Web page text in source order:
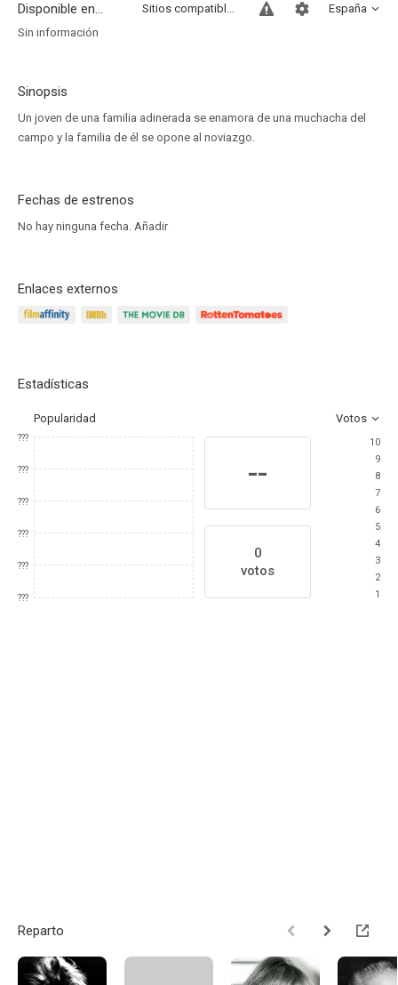
Disponible en... España
Sitios compatibles
Sin información
Sinopsis
Un joven de una familia adinerada se enamora de una muchacha del
campo y la familia de él se opone al noviazgo.
Fechas de estrenos
No hay ninguna fecha. Añadir
Enlaces externos
Estadísticas
Popularidad Votos
???
???
???
???
???
???
--
0
votos
10
9
8
7
6
5
4
3
2
1
Reparto